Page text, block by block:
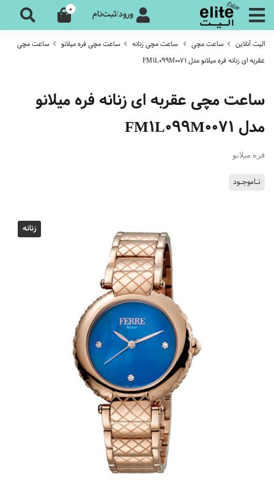
ورود/ثبت‌نام 0
الیت آنلاین ساعت مچی ساعت مچی زنانه ساعت مچی فره میلانو
ساعت مچی
عقربه ای زنانه فره میلانو مدل FM1L099M0071
ساعت مچی عقربه ای زنانه فره میلانو
مدل FM1L099M0071
فره میلانو
نـاموجـود
زنانه